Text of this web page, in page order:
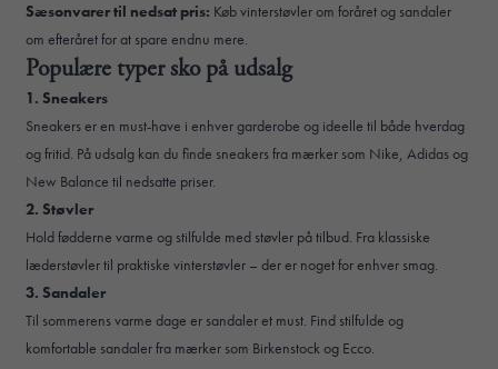
Sæsonvarer til nedsat pris: Køb vinterstøvler om foråret og sandaler
om efteråret for at spare endnu mere.
Populære typer sko på udsalg
1. Sneakers
Sneakers er en must-have i enhver garderobe og ideelle til både hverdag
og fritid. På udsalg kan du finde sneakers fra mærker som Nike, Adidas og
New Balance til nedsatte priser.
2. Støvler
Hold fødderne varme og stilfulde med støvler på tilbud. Fra klassiske
læderstøvler til praktiske vinterstøvler – der er noget for enhver smag.
3. Sandaler
Til sommerens varme dage er sandaler et must. Find stilfulde og
komfortable sandaler fra mærker som Birkenstock og Ecco.